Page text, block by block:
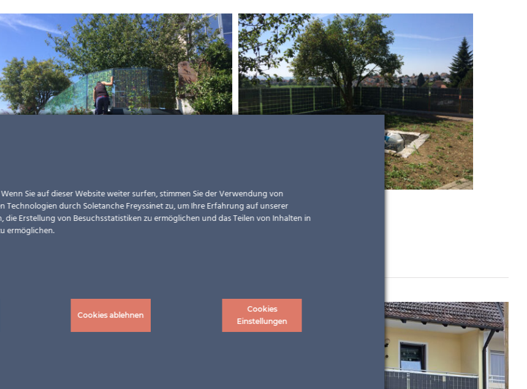
Wenn Sie auf dieser Website weiter surfen, stimmen Sie der Verwendung von
Technologien durch Soletanche Freyssinet zu, um Ihre Erfahrung auf unserer
die Erstellung von Besuchsstatistiken zu ermöglichen und das Teilen von Inhalten in
ermöglichen.
Cookies ablehnen
Cookies
Einstellungen